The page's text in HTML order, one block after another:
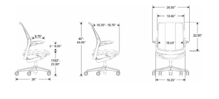
Cooper-Hewitt, National Design Museum 및 1999 Chrysler
Design Award에서 2002 National Design Award를 수상했습
니다. 최근 몇 년간 Diffrient는 좌석 높이 조정을 위한 공압 실
린더에서 무게 조절식 자동 리클라인까지 수많은 돌파구를 개
척한 카테고리인 사무실 환경, 특히 좌석을 위한 디자인에 그
의 에너지를 집중시켰습니다.